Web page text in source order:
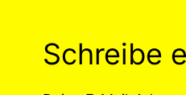
Schreibe